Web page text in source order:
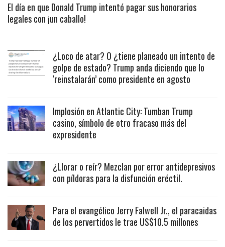
El día en que Donald Trump intentó pagar sus honorarios
legales con ¡un caballo!
¿Loco de atar? O ¿tiene planeado un intento de
golpe de estado? Trump anda diciendo que lo
‘reinstalarán’ como presidente en agosto
Implosión en Atlantic City: Tumban Trump
casino, símbolo de otro fracaso más del
expresidente
¿Llorar o reír? Mezclan por error antidepresivos
con píldoras para la disfunción eréctil.
Para el evangélico Jerry Falwell Jr., el paracaidas
de los pervertidos le trae US$10.5 millones